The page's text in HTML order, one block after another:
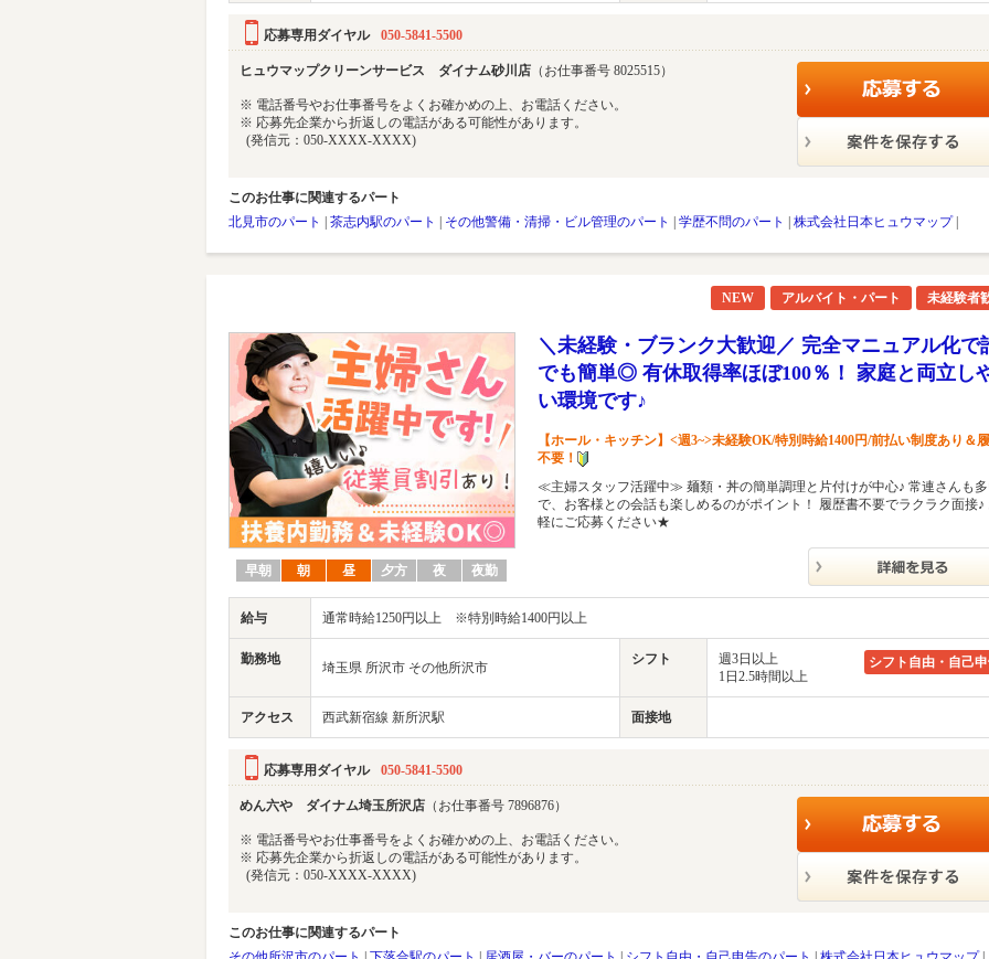
応募専用ダイヤル 050-5841-5500
ヒュウマップクリーンサービス ダイナム砂川店 （お仕事番号 8025515）
※ 電話番号やお仕事番号をよくお確かめの上、お電話ください。
※ 応募先企業から折返しの電話がある可能性があります。
(発信元：050-XXXX-XXXX)
このお仕事に関連するパート
北見市のパート
茶志内駅のパート その他警備・清掃・ビル管理のパート 学歴不問のパート 株式会社日本ヒュウマップ|
NEW アルバイト・パート 未経験者
早朝 朝 昼 夕方 夜 夜勤
＼未経験・ブランク大歓迎／ 完全マニュアル化で
でも簡単◎ 有休取得率ほぼ100％！ 家庭と両立し
い環境です♪
【ホール・キッチン】<週3~>未経験OK/特別時給1400円/前払い制度あり＆
不要！
≪主婦スタッフ活躍中≫ 麺類・丼の簡単調理と片付けが中心♪ 常連さんも
で、お客様との会話も楽しめるのがポイント！ 履歴書不要でラクラク面接♪
軽にご応募ください★
給与 通常時給1250円以上 ※特別時給1400円以上
勤務地
埼玉県 所沢市 その他所沢市
シフト
週3日以上
1日2.5時間以上
シフト自由・自己
アクセス 西武新宿線 新所沢駅 面接地
応募専用ダイヤル 050-5841-5500
めん六や ダイナム埼玉所沢店 （お仕事番号 7896876）
※ 電話番号やお仕事番号をよくお確かめの上、お電話ください。
※ 応募先企業から折返しの電話がある可能性があります。
(発信元：050-XXXX-XXXX)
このお仕事に関連するパート